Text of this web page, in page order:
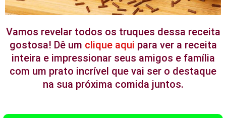
Vamos revelar todos os truques dessa receita
gostosa! Dê um clique aqui para ver a receita
inteira e impressionar seus amigos e família
com um prato incrível que vai ser o destaque
na sua próxima comida juntos.